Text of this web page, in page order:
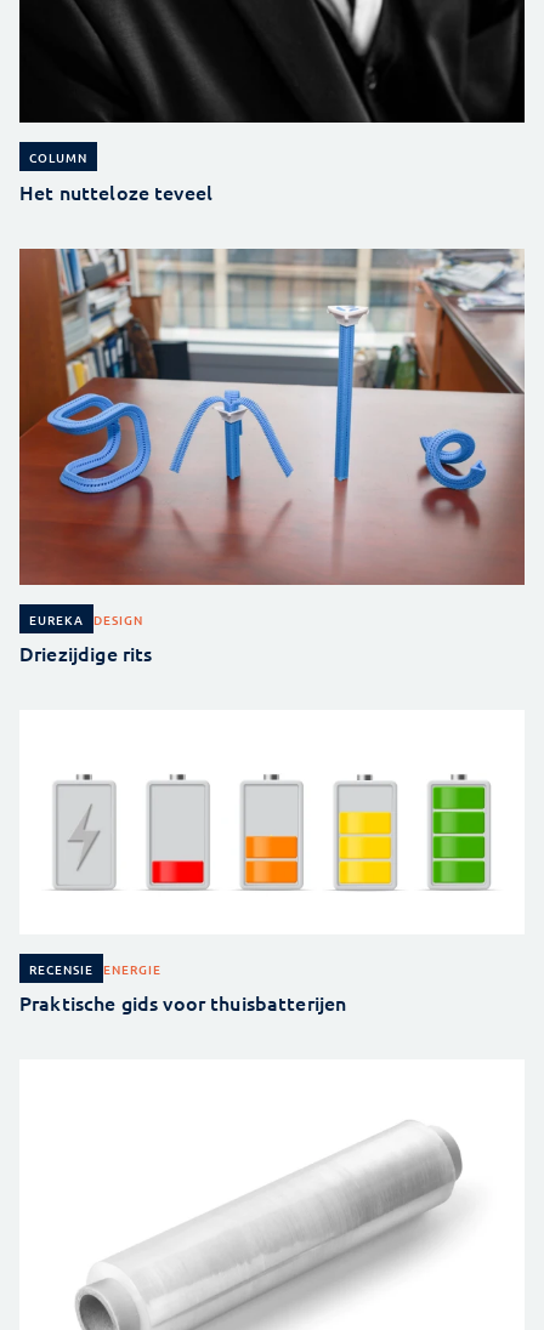
COLUMN
Het nutteloze teveel
EUREKA DESIGN
Driezijdige rits
RECENSIE ENERGIE
Praktische gids voor thuisbatterijen